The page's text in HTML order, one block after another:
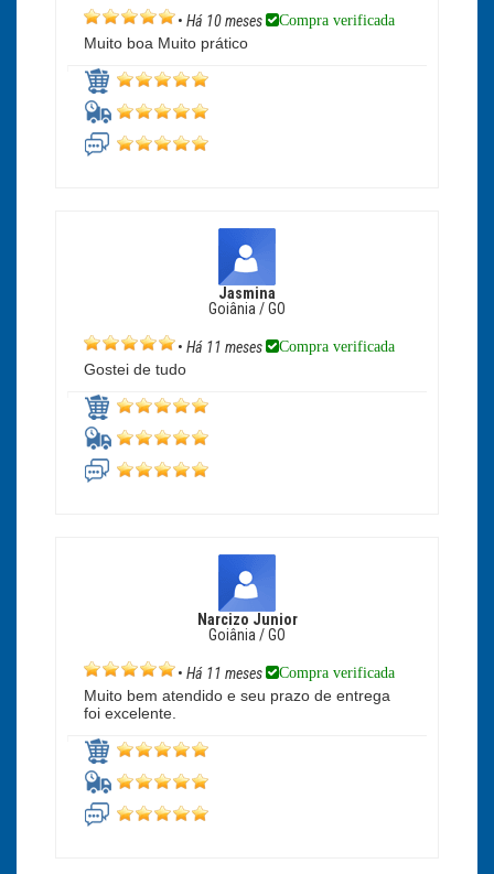
• Há 10 meses Compra verificada
Muito boa Muito prático
Jasmina
Goiânia / GO
• Há 11 meses Compra verificada
Gostei de tudo
Narcizo Junior
Goiânia / GO
• Há 11 meses Compra verificada
Muito bem atendido e seu prazo de entrega
foi excelente.